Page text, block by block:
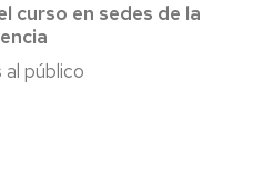
curso en sedes de la
público